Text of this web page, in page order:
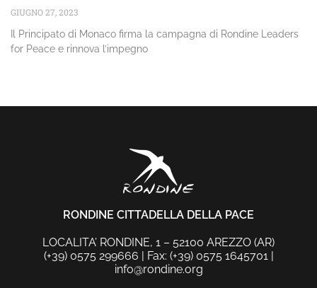
GIUGNO 27, 2023
Il Principato di Monaco firma la campagna di Rondine Leaders
for Peace e rinnova l’impegno
RONDINE CITTADELLA DELLA PACE
LOCALITA’ RONDINE, 1 – 52100 AREZZO (AR)
(+39) 0575 299666 | Fax: (+39) 0575 1645701 |
info@rondine.org